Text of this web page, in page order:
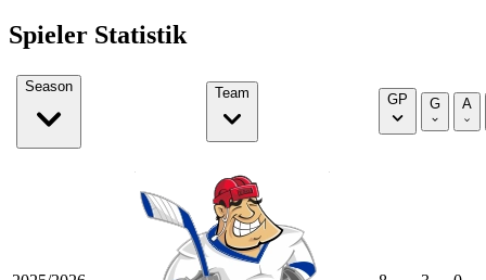
Spieler Statistik
Season Team GP G A